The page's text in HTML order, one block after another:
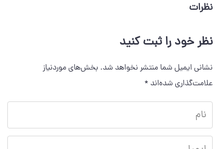
نظرات
نظر خود را ثبت کنید
نشانی ایمیل شما منتشر نخواهد شد. بخش‌های موردنیاز
علامت‌گذاری شده‌اند *